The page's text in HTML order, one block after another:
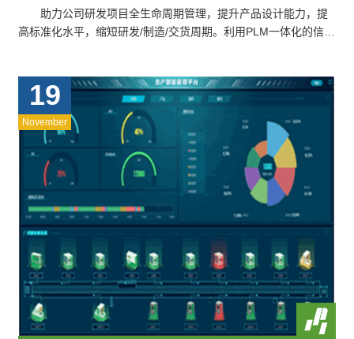
助力公司研发项目全生命周期管理，提升产品设计能力，提
高标准化水平，缩短研发/制造/交货周期。利用PLM一体化的信息
19
November